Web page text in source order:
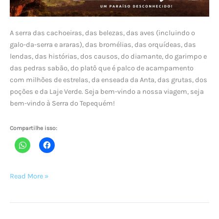
A serra das cachoeiras, das belezas, das aves (incluindo o
galo-da-serra e araras), das bromélias, das orquídeas, das
lendas, das histórias, dos causos, do diamante, do garimpo e
das pedras sabão, do platô que é palco de acampamento
com milhões de estrelas, da enseada da Anta, das grutas, dos
poções e da Laje Verde. Seja bem-vindo a nossa viagem, seja
bem-vindo à Serra do Tepequém!
Compartilhe isso:
SERRA
Read More »